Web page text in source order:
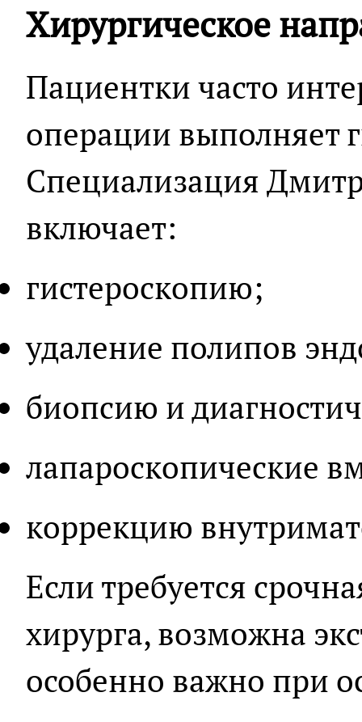
Хирургическое
Пациентки часто
операции выполняет
Специализация
включает:
гистероскопию;
удаление полипов
биопсию и
лапароскопические
коррекцию
Если требуется
хирурга, возможна
особенно важно при